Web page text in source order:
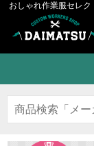
おしゃれ作業服セレク